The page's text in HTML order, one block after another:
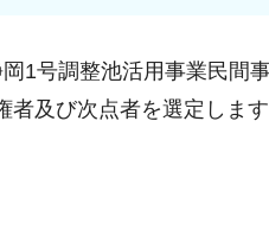
1号調整池活用事業民間
及び次点者を選定します